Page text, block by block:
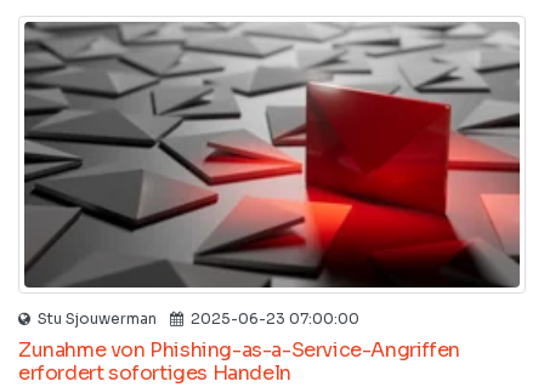
Stu Sjouwerman 2025-06-23 07:00:00
Zunahme von Phishing-as-a-Service-Angriffen
erfordert sofortiges Handeln